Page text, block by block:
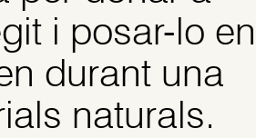
i posar-lo en
durant una
naturals.